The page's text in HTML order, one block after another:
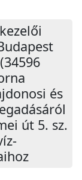
és
út 5. sz.